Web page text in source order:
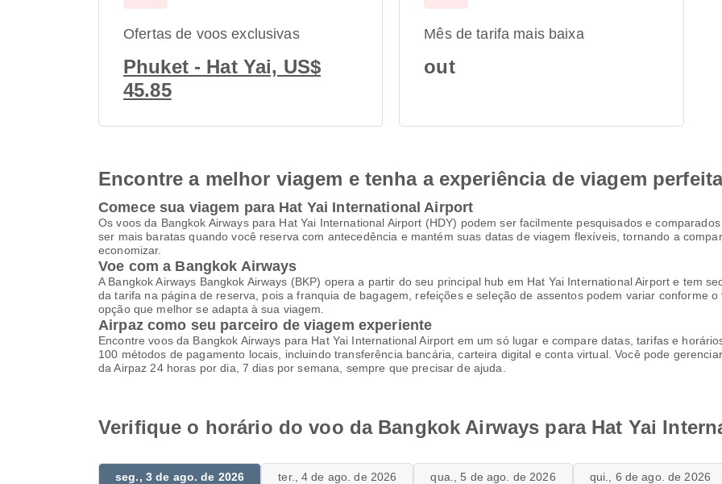
Ofertas de voos exclusivas
Phuket - Hat Yai, US$
45.85
Mês de tarifa mais baixa
out
Encontre a melhor viagem e tenha a experiência de viagem
Comece sua viagem para Hat Yai International Airport
Os voos da Bangkok Airways para Hat Yai International Airport (HDY) podem ser facilmente pesquisados e
ser mais baratas quando você reserva com antecedência e mantém suas datas de viagem flexíveis, tornando a
economizar.
Voe com a Bangkok Airways
A Bangkok Airways Bangkok Airways (BKP) opera a partir do seu principal hub em Hat Yai International Airport e tem
da tarifa na página de reserva, pois a franquia de bagagem, refeições e seleção de assentos podem variar conforme
opção que melhor se adapta à sua viagem.
Airpaz como seu parceiro de viagem experiente
Encontre voos da Bangkok Airways para Hat Yai International Airport em um só lugar e compare datas, tarifas e
100 métodos de pagamento locais, incluindo transferência bancária, carteira digital e conta virtual. Você pode
da Airpaz 24 horas por dia, 7 dias por semana, sempre que precisar de ajuda.
Verifique o horário do voo da Bangkok Airways para Hat Yai
seg., 3 de ago. de 2026 ter., 4 de ago. de 2026 qua., 5 de ago. de 2026 qui., 6 de ago. de 2026